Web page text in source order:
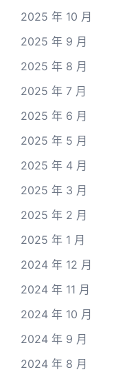
2025 年 10 月
2025 年 9 月
2025 年 8 月
2025 年 7 月
2025 年 6 月
2025 年 5 月
2025 年 4 月
2025 年 3 月
2025 年 2 月
2025 年 1 月
2024 年 12 月
2024 年 11 月
2024 年 10 月
2024 年 9 月
2024 年 8 月